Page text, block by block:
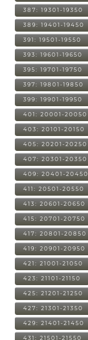
387: 19301-19350
389: 19401-19450
391: 19501-19550
393: 19601-19650
395: 19701-19750
397: 19801-19850
399: 19901-19950
401: 20001-20050
403: 20101-20150
405: 20201-20250
407: 20301-20350
409: 20401-20450
411: 20501-20550
413: 20601-20650
415: 20701-20750
417: 20801-20850
419: 20901-20950
421: 21001-21050
423: 21101-21150
425: 21201-21250
427: 21301-21350
429: 21401-21450
431: 21501-21550